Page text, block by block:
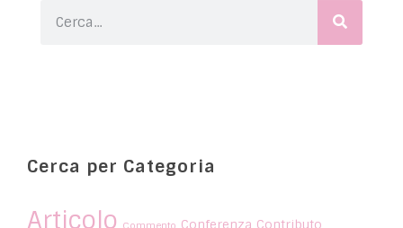
Cerca per Categoria
Articolo Conferenza Contributo